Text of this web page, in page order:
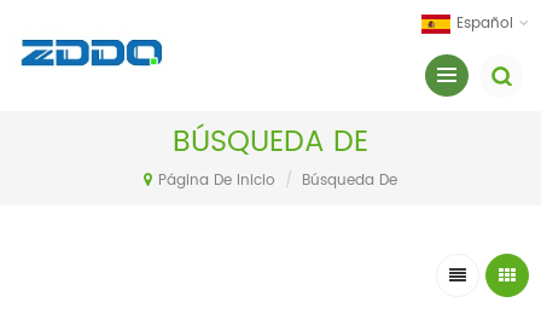
Español
BÚSQUEDA DE
Página De Inicio / Búsqueda De